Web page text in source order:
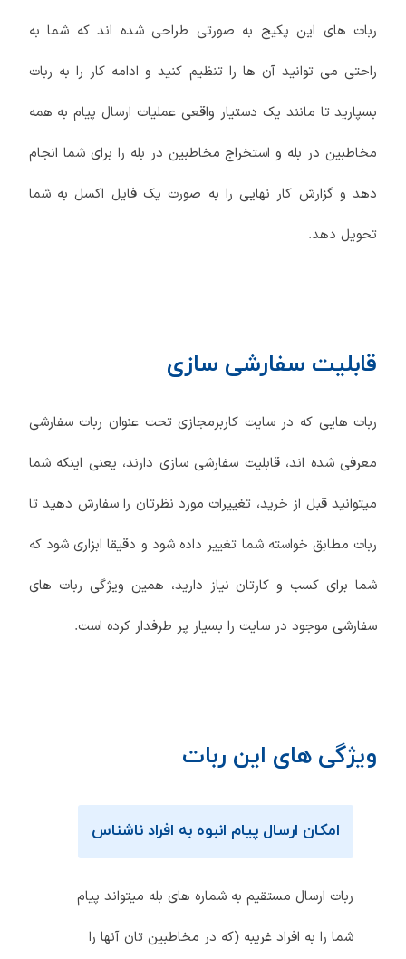
ربات های این پکیج به صورتی طراحی شده اند که شما به
راحتی می توانید آن ها را تنظیم کنید و ادامه کار را به ربات
بسپارید تا مانند یک دستیار واقعی عملیات ارسال پیام به همه
مخاطبین در بله و استخراج مخاطبین در بله را برای شما انجام
دهد و گزارش کار نهایی را به صورت یک فایل اکسل به شما
تحویل دهد.
قابلیت سفارشی سازی
ربات هایی که در سایت کاربرمجازی تحت عنوان ربات سفارشی
معرفی شده اند، قابلیت سفارشی سازی دارند، یعنی اینکه شما
میتوانید قبل از خرید، تغییرات مورد نظرتان را سفارش دهید تا
ربات مطابق خواسته شما تغییر داده شود و دقیقا ابزاری شود که
شما برای کسب و کارتان نیاز دارید، همین ویژگی ربات های
سفارشی موجود در سایت را بسیار پر طرفدار کرده است.
ویژگی های این ربات
امکان ارسال پیام انبوه به افراد ناشناس
ربات ارسال مستقیم به شماره های بله میتواند پیام
شما را به افراد غریبه (که در مخاطبین تان آنها را